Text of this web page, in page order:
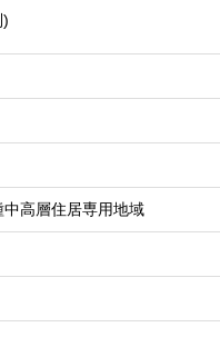
)
高層住居専用地域